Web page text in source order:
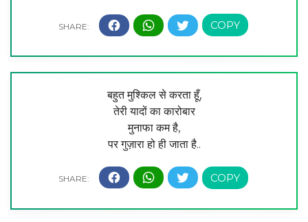
बहुत मुश्किल से करता हूँ,
तेरी यादों का कारोबार
मुनाफा कम है,
पर गुज़ारा हो ही जाता है..